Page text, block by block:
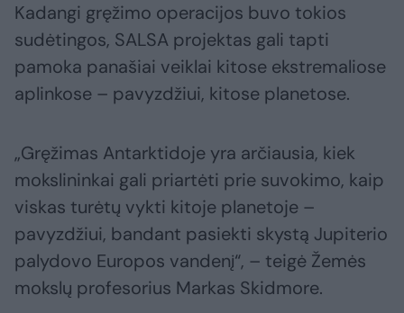
Kadangi gręžimo operacijos buvo tokios
sudėtingos, SALSA projektas gali tapti
pamoka panašiai veiklai kitose ekstremaliose
aplinkose – pavyzdžiui, kitose planetose.
„Gręžimas Antarktidoje yra arčiausia, kiek
mokslininkai gali priartėti prie suvokimo, kaip
viskas turėtų vykti kitoje planetoje –
pavyzdžiui, bandant pasiekti skystą Jupiterio
palydovo Europos vandenį“, – teigė Žemės
mokslų profesorius Markas Skidmore.